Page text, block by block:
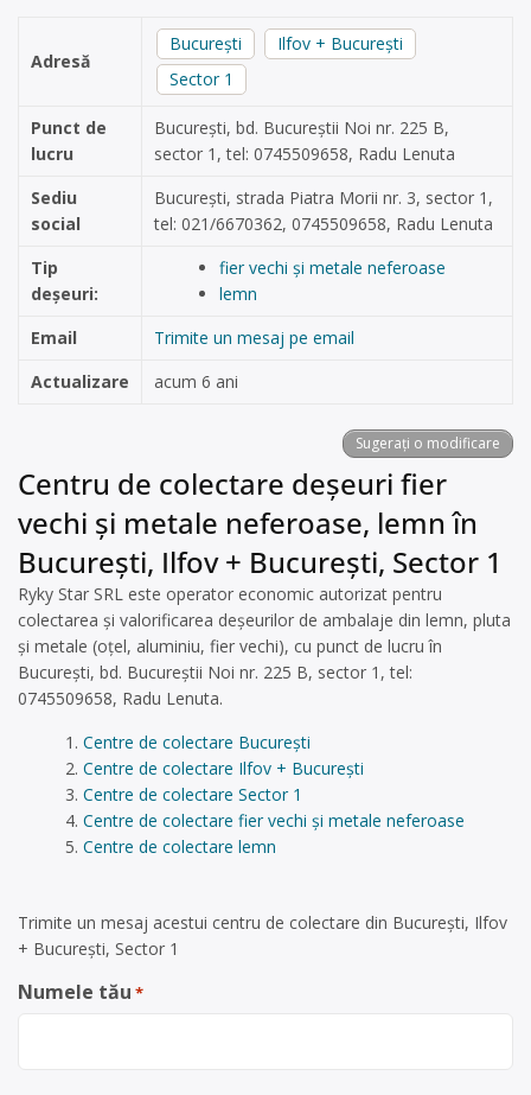
Adresă
București
Ilfov + București
Sector 1
Punct de
lucru
București, bd. Bucureștii Noi nr. 225 B,
sector 1, tel: 0745509658, Radu Lenuta
Sediu
social
București, strada Piatra Morii nr. 3, sector 1,
tel: 021/6670362, 0745509658, Radu Lenuta
Tip
deșeuri:
fier vechi și metale neferoase
lemn
Email
Trimite un mesaj pe email
Actualizare
acum 6 ani
Sugerați o modificare
Centru de colectare deșeuri fier
vechi și metale neferoase, lemn în
București, Ilfov + București, Sector 1
Ryky Star SRL este operator economic autorizat pentru
colectarea și valorificarea deșeurilor de ambalaje din lemn, pluta
și metale (oțel, aluminiu, fier vechi), cu punct de lucru în
București, bd. Bucureștii Noi nr. 225 B, sector 1, tel:
0745509658, Radu Lenuta.
Centre de colectare București
Centre de colectare Ilfov + București
Centre de colectare Sector 1
Centre de colectare fier vechi și metale neferoase
Centre de colectare lemn
Trimite un mesaj acestui centru de colectare din București, Ilfov
+ București, Sector 1
Numele tău *